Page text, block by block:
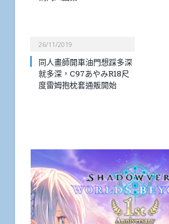
26/11/2019
同人畫師開車油門想踩多深
就多深，C97あやみR18尺
度雷姆抱枕套通販開始